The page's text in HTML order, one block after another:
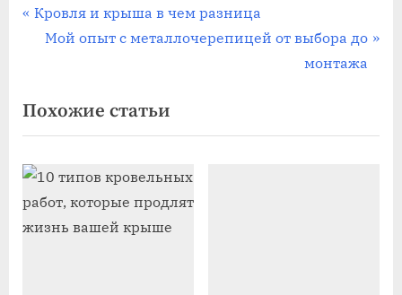
Навигация
П
ы
д
у
щ
а
я
Кровля и крыша в чем разница
С
д
у
щ
а
я
Мой опыт с металлочерепицей от выбора до
монтажа
Похожие статьи